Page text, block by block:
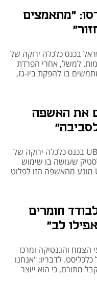
"מתאמצים
בכנס כלכלה ירוקה של
למשל, אחרי הפרדת
בו להפקת ביו-גז,
את האשפה
לדברי ג'ק (טאטו) ביג'יו, מייסד ומנכ"ל, UBQ Materials בכנס כלכלה ירוקה של
שעושה בו שימוש
במקום בפלסטיק שעשוי מנפט. כל מוצר שעשוי UBQ מונע מהאשפה הזו לפלוט
חומרים
לב"
הצמח והגנטיקה ומרכז
לדבריו: "אנחנו
מתורם, כי הוא ייוצר